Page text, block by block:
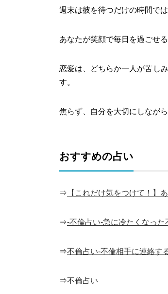
週末は彼を待つだけの時間で
あなたが笑顔で毎日を過ごせ
恋愛は、どちらか一人が苦し
す。
焦らず、自分を大切にしなが
おすすめの占い
⇒ 【これだけ気をつけて！】
⇒-不倫占い-急に冷たくなった
⇒不倫占い-不倫相手に連絡す
⇒不倫占い